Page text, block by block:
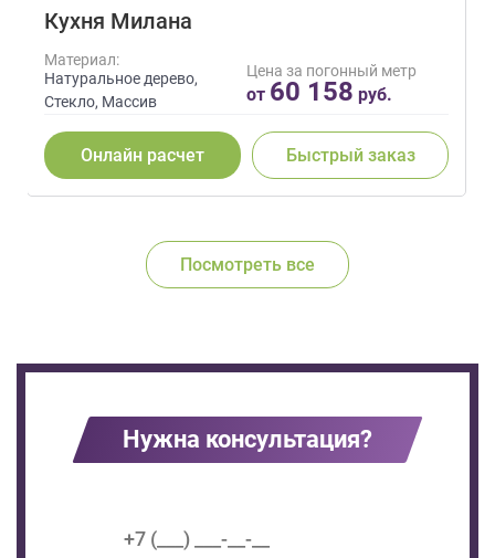
Кухня Милана
Материал:
Натуральное дерево,
Стекло, Массив
Цена за погонный метр
от 60 158 руб.
Онлайн расчет Быстрый заказ
Посмотреть все
Нужна консультация?